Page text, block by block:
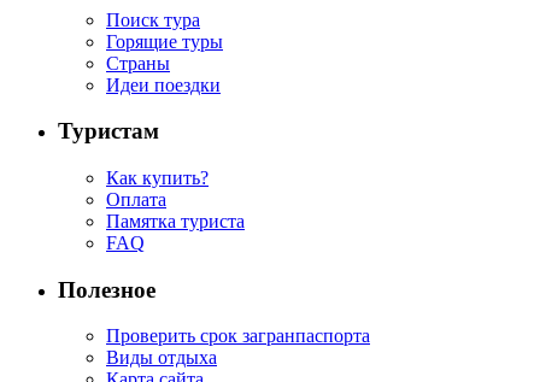
Поиск тура
Горящие туры
Страны
Идеи поездки
Туристам
Как купить?
Оплата
Памятка туриста
FAQ
Полезное
Проверить срок загранпаспорта
Виды отдыха